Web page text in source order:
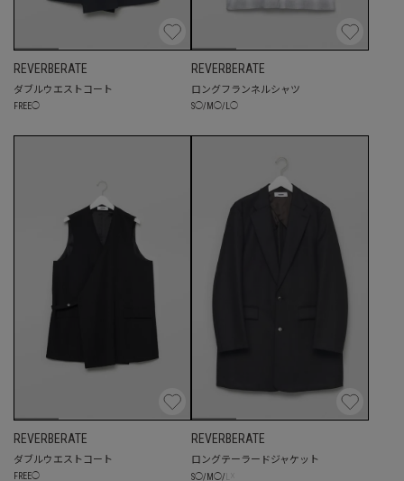
REVERBERATE
ダブルウエストコート
FREE◯
REVERBERATE
ロングフランネルシャツ
S◯/ M ◯/ ◯
REVERBERATE
ダブルウエストコート
FREE◯
REVERBERATE
ロングテーラードジャケット
S◯/ M ◯/